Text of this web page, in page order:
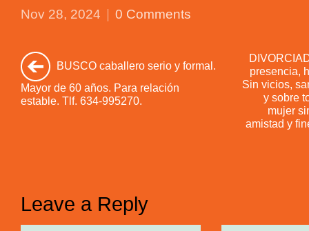
Nov 28, 2024 0 Comments
BUSCO caballero serio y formal.
Mayor de 60 años. Para relación
estable. Tlf. 634-995270.
presencia,
Sin vicios,
y sobre
mujer
amistad y
Leave a Reply